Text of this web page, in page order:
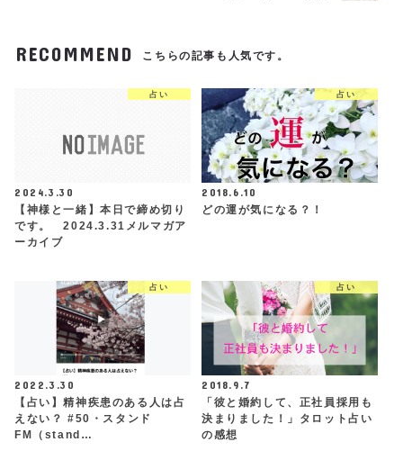
RECOMMEND こちらの記事も人気です。
占い
2024.3.30
【神様と一緒】本日で締め切り
です。 2024.3.31メルマガア
ーカイブ
占い
2018.6.10
どの運が気になる？！
占い
2022.3.30
【占い】精神疾患のある人は占
えない？ #50・スタンド
FM（stand…
占い
2018.9.7
「彼と婚約して、正社員採用も
決まりました！」タロット占い
の感想